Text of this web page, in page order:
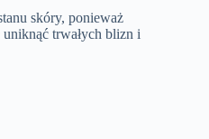
skóry, ponieważ
trwałych blizn i